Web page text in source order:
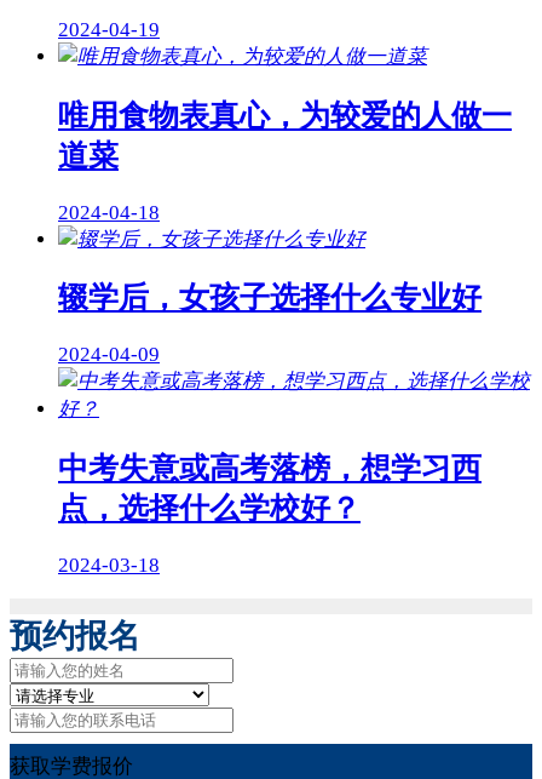
2024-04-19
唯用食物表真心，为较爱的人做一
道菜
2024-04-18
辍学后，女孩子选择什么专业好
2024-04-09
中考失意或高考落榜，想学习西
点，选择什么学校好？
2024-03-18
预约报名
获取学费报价